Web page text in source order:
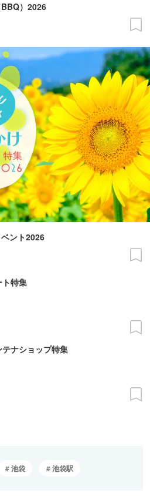
）2026
ント2026
ト特集
テナショップ特集
池袋 池袋駅